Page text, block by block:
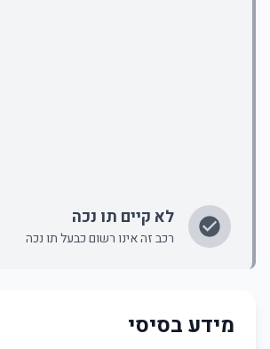
לא קיים תו נכה
רכב זה אינו רשום כבעל תו נכה
מידע בסיסי